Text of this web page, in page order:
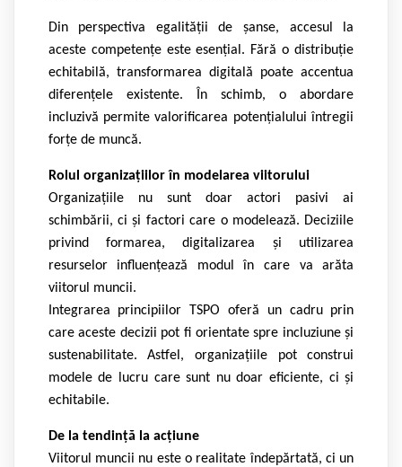
Din perspectiva egalității de șanse, accesul la
aceste competențe este esențial. Fără o distribuție
echitabilă, transformarea digitală poate accentua
diferențele existente. În schimb, o abordare
incluzivă permite valorificarea potențialului întregii
forțe de muncă.
Rolul organizațiilor în modelarea viitorului
Organizațiile nu sunt doar actori pasivi ai
schimbării, ci și factori care o modelează. Deciziile
privind formarea, digitalizarea și utilizarea
resurselor influențează modul în care va arăta
viitorul muncii.
Integrarea principiilor TSPO oferă un cadru prin
care aceste decizii pot fi orientate spre incluziune și
sustenabilitate. Astfel, organizațiile pot construi
modele de lucru care sunt nu doar eficiente, ci și
echitabile.
De la tendință la acțiune
Viitorul muncii nu este o realitate îndepărtată, ci un